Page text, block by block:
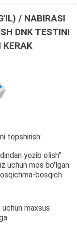
/ NABIRASI
DNK TESTINI
KERAK
topshirish:
yozib olish"
uchun mos bo'lgan
bosqich
uchun maxsus